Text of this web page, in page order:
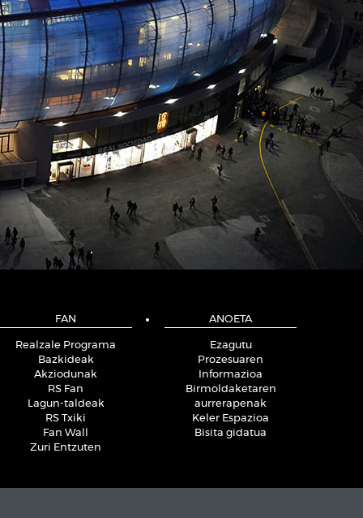
FAN
Realzale Programa
Bazkideak
Akziodunak
RS Fan
Lagun-taldeak
RS Txiki
Fan Wall
Zuri Entzuten
ANOETA
Ezagutu
Prozesuaren
Informazioa
Birmoldaketaren
aurrerapenak
Keler Espazioa
Bisita gidatua